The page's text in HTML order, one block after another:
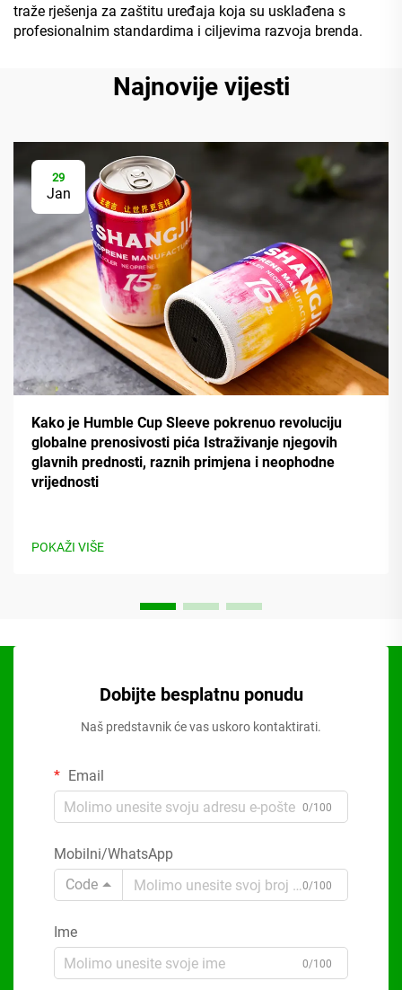
traže rješenja za zaštitu uređaja koja su usklađena s
profesionalnim standardima i ciljevima razvoja brenda.
Najnovije vijesti
29
Jan
Kako je Humble Cup Sleeve pokrenuo revoluciju
globalne prenosivosti pića Istraživanje njegovih
glavnih prednosti, raznih primjena i neophodne
vrijednosti
POKAŽI VIŠE
Dobijte besplatnu ponudu
Naš predstavnik će vas uskoro kontaktirati.
Email
0/100
Mobilni/WhatsApp
Code
0/100
Ime
0/100